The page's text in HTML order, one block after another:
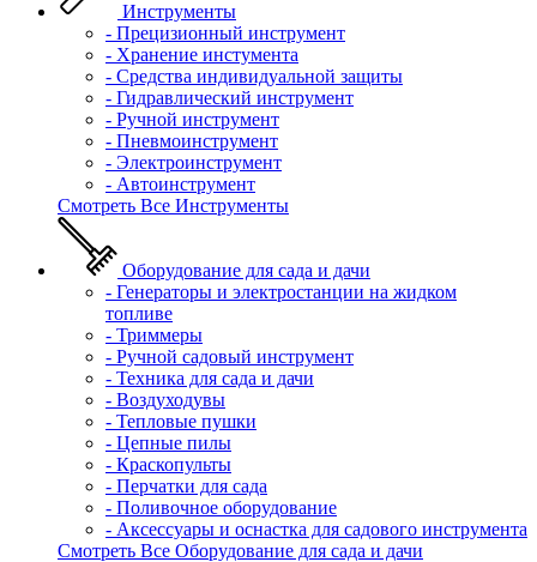
Инструменты
- Прецизионный инструмент
- Хранение инстумента
- Средства индивидуальной защиты
- Гидравлический инструмент
- Ручной инструмент
- Пневмоинструмент
- Электроинструмент
- Автоинструмент
Смотреть Все Инструменты
Оборудование для сада и дачи
- Генераторы и электростанции на жидком
топливе
- Триммеры
- Ручной садовый инструмент
- Техника для сада и дачи
- Воздуходувы
- Тепловые пушки
- Цепные пилы
- Краскопульты
- Перчатки для сада
- Поливочное оборудование
- Аксессуары и оснастка для садового инструмента
Смотреть Все Оборудование для сада и дачи